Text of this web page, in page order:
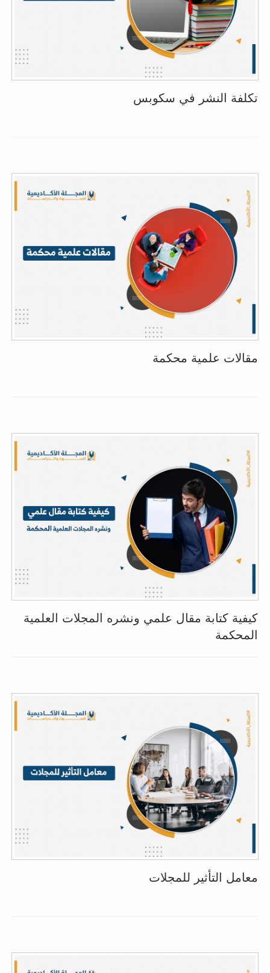
تكلفة النشر في سكوبس
مقالات علمية محكمة
كيفية كتابة مقال علمي ونشره المجلات العلمية
المحكمة
معامل التأثير للمجلات